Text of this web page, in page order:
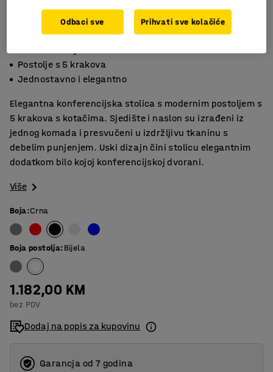
Postolje s 5 krakova
Jednostavno i elegantno
Elegantna konferencijska stolica s modernim postoljem s
5 krakova s kotačima. Sjedište i naslon su izrađeni iz
jednog komada i presvučeni u izdržljivu tkaninu s
debelim punjenjem. Uski dizajn čini stolicu elegantnim
dodatkom bilo kojoj konferencijskoj dvorani.
Više
Boja:Crna
Boja postolja:Bijela
1.182,00 KM
bez PDV
Dodaj na popis za kupovinu
Garancja od 7 godina
Odbaci sve Prihvati sve kolačiće